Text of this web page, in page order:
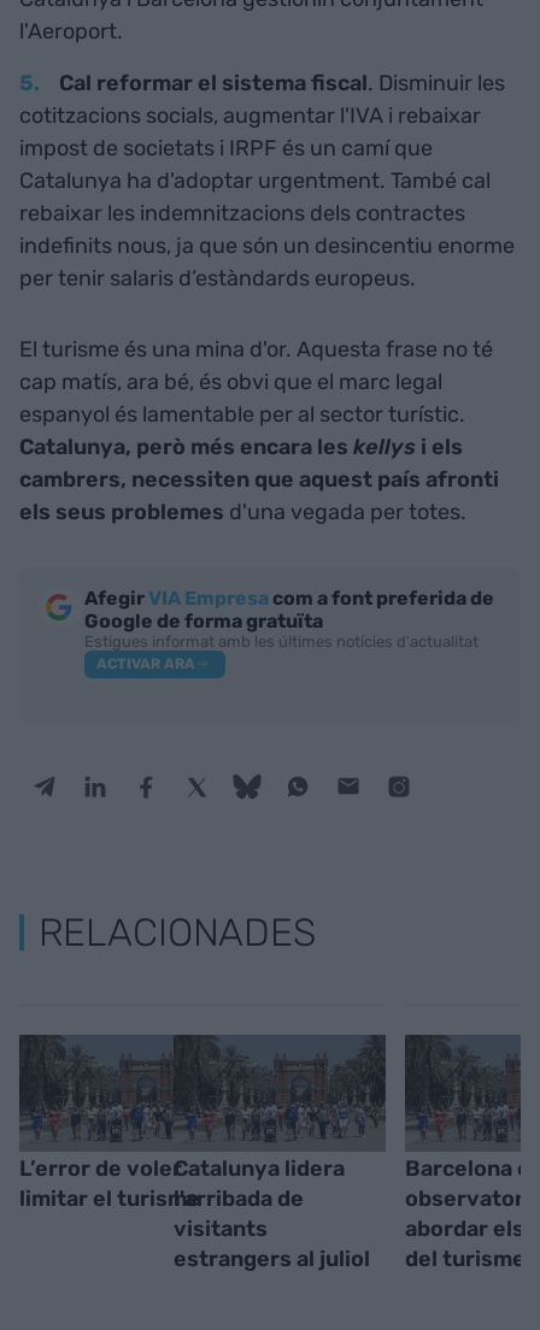
l'Aeroport.
Cal reformar el sistema fiscal. Disminuir les
cotitzacions socials, augmentar l'IVA i rebaixar
impost de societats i IRPF és un camí que
Catalunya ha d'adoptar urgentment. També cal
rebaixar les indemnitzacions dels contractes
indefinits nous, ja que són un desincentiu enorme
per tenir salaris d’estàndards europeus.
El turisme és una mina d'or. Aquesta frase no té
cap matís, ara bé, és obvi que el marc legal
espanyol és lamentable per al sector turístic.
Catalunya, però més encara les kellys i els
cambrers, necessiten que aquest país afronti
els seus problemes d'una vegada per totes.
AfegirVIA Empresa com a font preferida de
Google de forma gratuïta
Estigues informat amb les últimes notícies d'actualitat
ACTIVAR ARA
RELACIONADES
L’error de voler
limitar el turisme
Catalunya lidera
l'arribada de
visitants
estrangers al juliol
Barcelona
observatori
abordar els
del turisme